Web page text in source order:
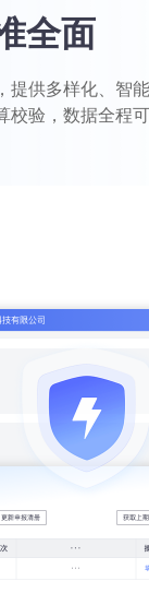
全面
供多样化、智
验，数据全程可